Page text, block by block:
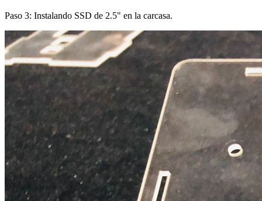
Paso 3: Instalando SSD de 2.5" en la carcasa.